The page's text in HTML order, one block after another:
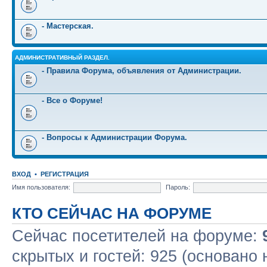
- Мастерская.
АДМИНИСТРАТИВНЫЙ РАЗДЕЛ.
- Правила Форума, объявления от Администрации.
- Все о Форуме!
- Вопросы к Администрации Форума.
ВХОД • РЕГИСТРАЦИЯ
Имя пользователя:
Пароль:
КТО СЕЙЧАС НА ФОРУМЕ
Сейчас посетителей на форуме:
скрытых и гостей: 925 (основано